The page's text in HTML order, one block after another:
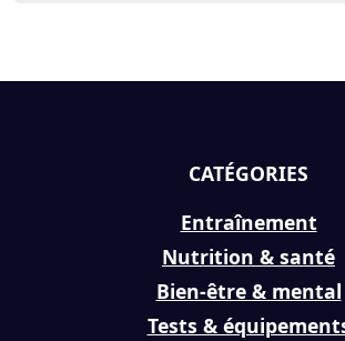
CATÉGORIES
Entraînement
Nutrition & santé
Bien-être & mental
Tests &